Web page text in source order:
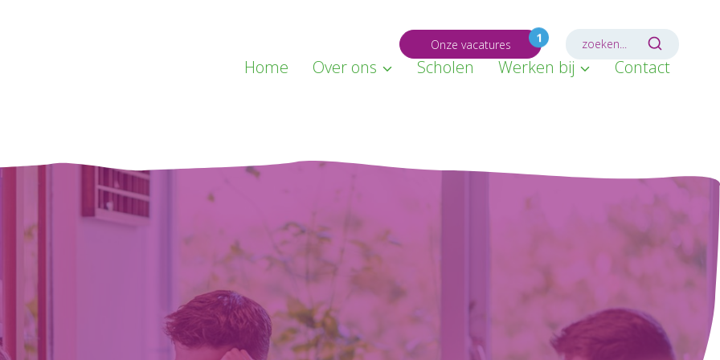
Onze vacatures 1 zoeken...
Home Over ons Scholen Werken bij Contact